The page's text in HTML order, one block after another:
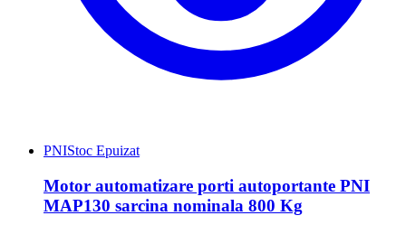
PNIStoc Epuizat
Motor automatizare porti autoportante PNI
MAP130 sarcina nominala 800 Kg